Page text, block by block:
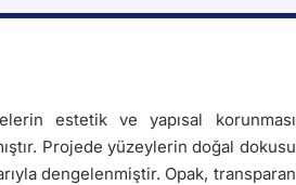
estetik ve yapısal korunması
Projede yüzeylerin doğal dokusu
dengelenmiştir. Opak, transparan